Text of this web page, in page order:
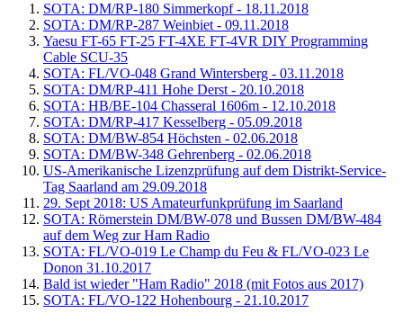
SOTA: DM/RP-180 Simmerkopf - 18.11.2018
SOTA: DM/RP-287 Weinbiet - 09.11.2018
Yaesu FT-65 FT-25 FT-4XE FT-4VR DIY Programming
Cable SCU-35
SOTA: FL/VO-048 Grand Wintersberg - 03.11.2018
SOTA: DM/RP-411 Hohe Derst - 20.10.2018
SOTA: HB/BE-104 Chasseral 1606m - 12.10.2018
SOTA: DM/RP-417 Kesselberg - 05.09.2018
SOTA: DM/BW-854 Höchsten - 02.06.2018
SOTA: DM/BW-348 Gehrenberg - 02.06.2018
US-Amerikanische Lizenzprüfung auf dem Distrikt-Service-
Tag Saarland am 29.09.2018
29. Sept 2018: US Amateurfunkprüfung im Saarland
SOTA: Römerstein DM/BW-078 und Bussen DM/BW-484
auf dem Weg zur Ham Radio
SOTA: FL/VO-019 Le Champ du Feu & FL/VO-023 Le
Donon 31.10.2017
Bald ist wieder "Ham Radio" 2018 (mit Fotos aus 2017)
SOTA: FL/VO-122 Hohenbourg - 21.10.2017